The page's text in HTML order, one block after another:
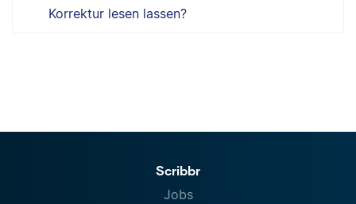
Korrektur lesen lassen?
Scribbr
Jobs